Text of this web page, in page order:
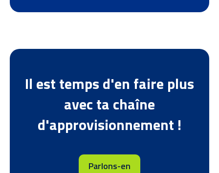
Il est temps d'en faire plus
avec ta chaîne
d'approvisionnement !
Parlons-en